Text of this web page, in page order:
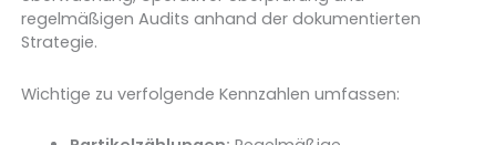
regelmäßigen Audits anhand der dokumentierten
Strategie.
Wichtige zu verfolgende Kennzahlen umfassen: